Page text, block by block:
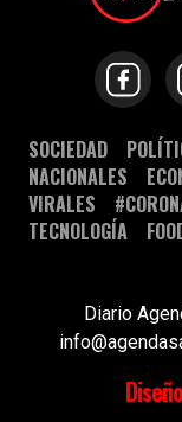
SOCIEDAD
NACIONALES
VIRALES
TECNOLOGÍA
Diario